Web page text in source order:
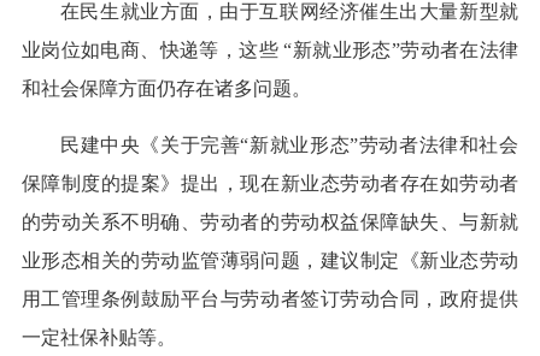
在民生就业方面，由于互联网经济催生出大量新型就
业岗位如电商、快递等，这些 “新就业形态”劳动者在法律
和社会保障方面仍存在诸多问题。
民建中央《关于完善“新就业形态”劳动者法律和社会
保障制度的提案》提出，现在新业态劳动者存在如劳动者
的劳动关系不明确、劳动者的劳动权益保障缺失、与新就
业形态相关的劳动监管薄弱问题，建议制定《新业态劳动
用工管理条例鼓励平台与劳动者签订劳动合同，政府提供
一定社保补贴等。